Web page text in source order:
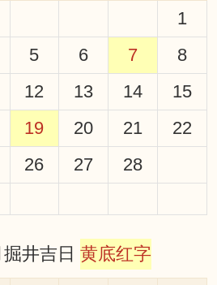
1
5 6 7
8
12 13 14
15
19 20 21
22
26 27 28
井吉日 黄底红字